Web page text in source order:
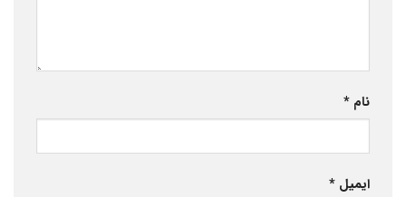
نام *
ایمیل *